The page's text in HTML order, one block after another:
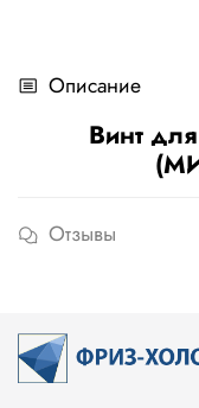
Описание
Винт
Отзывы